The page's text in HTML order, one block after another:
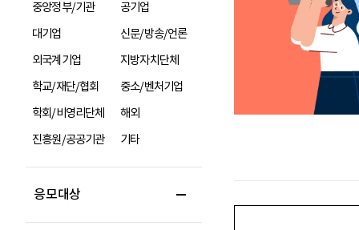
중앙정부/기관
공기업
대기업
신문/방송/언론
외국계기업
지방자치단체
학교/재단/협회
중소/벤처기업
학회/비영리단체
해외
진흥원/공공기관
기타
응모대상